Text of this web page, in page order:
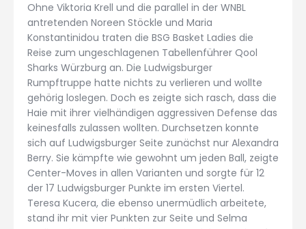
Ohne Viktoria Krell und die parallel in der WNBL
antretenden Noreen Stöckle und Maria
Konstantinidou traten die BSG Basket Ladies die
Reise zum ungeschlagenen Tabellenführer Qool
Sharks Würzburg an. Die Ludwigsburger
Rumpftruppe hatte nichts zu verlieren und wollte
gehörig loslegen. Doch es zeigte sich rasch, dass die
Haie mit ihrer vielhändigen aggressiven Defense das
keinesfalls zulassen wollten. Durchsetzen konnte
sich auf Ludwigsburger Seite zunächst nur Alexandra
Berry. Sie kämpfte wie gewohnt um jeden Ball, zeigte
Center-Moves in allen Varianten und sorgte für 12
der 17 Ludwigsburger Punkte im ersten Viertel.
Teresa Kucera, die ebenso unermüdlich arbeitete,
stand ihr mit vier Punkten zur Seite und Selma